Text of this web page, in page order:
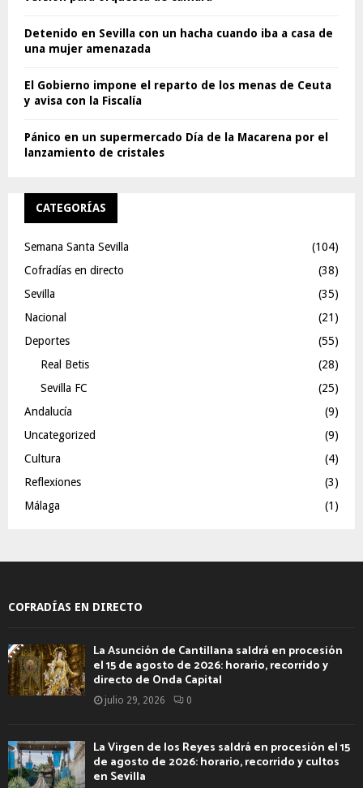
Detenido en Sevilla con un hacha cuando iba a casa de
una mujer amenazada
El Gobierno impone el reparto de los menas de Ceuta
y avisa con la Fiscalía
Pánico en un supermercado Día de la Macarena por el
lanzamiento de cristales
CATEGORÍAS
Semana Santa Sevilla
(104)
Cofradías en directo
(38)
Sevilla
(35)
Nacional
(21)
Deportes
(55)
Real Betis
(28)
Sevilla FC
(25)
Andalucía
(9)
Uncategorized
(9)
Cultura
(4)
Reflexiones
(3)
Málaga
(1)
COFRADÍAS EN DIRECTO
La Asunción de Cantillana saldrá en procesión
el 15 de agosto de 2026: horario, recorrido y
directo de Onda Capital
julio 29, 2026 0
La Virgen de los Reyes saldrá en procesión el 15
de agosto de 2026: horario, recorrido y cultos
en Sevilla